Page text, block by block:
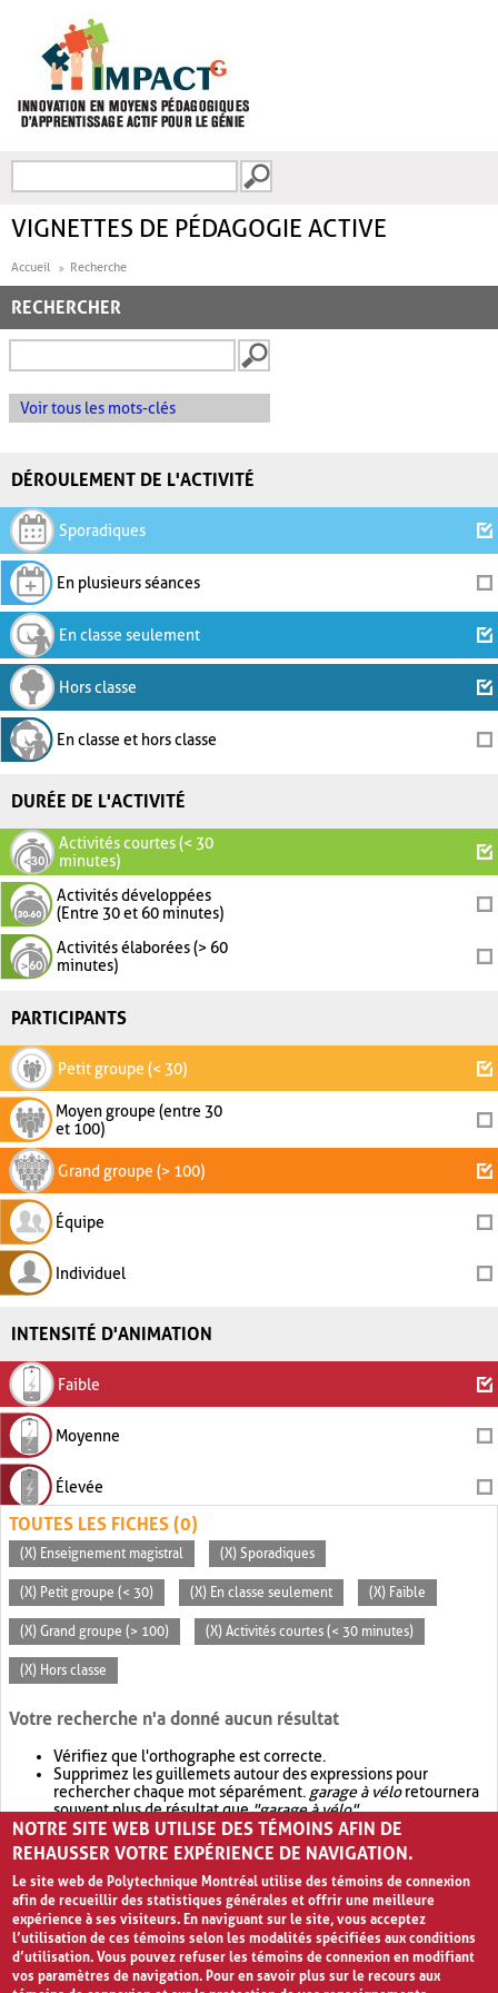
FORMULAIRE DE
VIGNETTES DE PÉDAGOGIE ACTIVE
Accueil Recherche
RECHERCHER
Voir tous les mots-clés
DÉROULEMENT DE L'ACTIVITÉ
Sporadiques
En plusieurs séances
En classe seulement
Hors classe
En classe et hors classe
DURÉE DE L'ACTIVITÉ
Activités courtes (< 30
minutes)
Activités développées
(Entre 30 et 60 minutes)
Activités élaborées (> 60
minutes)
PARTICIPANTS
Petit groupe (< 30)
Moyen groupe (entre 30
et 100)
Grand groupe (> 100)
Équipe
Individuel
INTENSITÉ D'ANIMATION
Faible
Moyenne
Élevée
TOUTES LES FICHES (0)
(X) Enseignement magistral (X) Sporadiques
(X) Petit groupe (< 30) (X) En classe seulement (X) Faible
(X) Grand groupe (> 100) (X) Activités courtes (< 30 minutes)
(X) Hors classe
Votre recherche n'a donné aucun résultat
Vérifiez que l'orthographe est correcte.
Supprimez les guillemets autour des expressions pour
rechercher chaque mot séparément. garage à véloretournera
souvent plus de résultat que"garage à vélo".
Envisagez d'élargir votre recherche avec OR.garage OR vélo
retournera souvent plus de résultat quegarage à vélo
NOTRE SITE WEB UTILISE DES TÉMOINS AFIN DE
REHAUSSER VOTRE EXPÉRIENCE DE NAVIGATION.
Le site web de Polytechnique Montréal utilise des témoins de connexion
afin de recueillir des statistiques générales et offrir une meilleure
expérience à ses visiteurs. En naviguant sur le site, vous acceptez
l’utilisation de ces témoins selon les modalités spécifiées aux conditions
d’utilisation. Vous pouvez refuser les témoins de connexion en modifiant
vos paramètres de navigation. Pour en savoir plus sur le recours aux